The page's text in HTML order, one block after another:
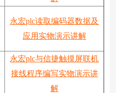
永宏plc读取编码器数据及
应用实物演示讲解
永宏plc与信捷触摸屏联机
接线程序编写实物演示讲
解